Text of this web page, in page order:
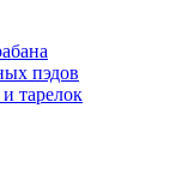
пэдов
тарелок